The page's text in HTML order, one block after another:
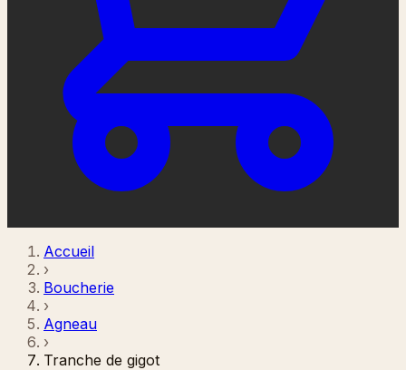
Accueil
›
Boucherie
›
Agneau
›
Tranche de gigot